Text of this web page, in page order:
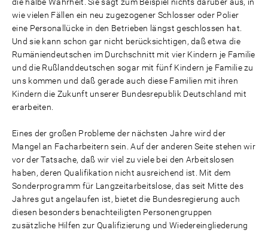
wie vielen Fällen ein neu zugezogener Schlosser oder Polier
eine Personallücke in den Betrieben längst geschlossen hat.
Und sie kann schon gar nicht berücksichtigen, daß etwa die
Rumäniendeutschen im Durchschnitt mit vier Kindern je Familie
und die Rußlanddeutschen sogar mit fünf Kindern je Familie zu
uns kommen und daß gerade auch diese Familien mit ihren
Kindern die Zukunft unserer Bundesrepublik Deutschland mit
erarbeiten.
Eines der großen Probleme der nächsten Jahre wird der
Mangel an Facharbeitern sein. Auf der anderen Seite stehen wir
vor der Tatsache, daß wir viel zu viele bei den Arbeitslosen
haben, deren Qualifikation nicht ausreichend ist. Mit dem
Sonderprogramm für Langzeitarbeitslose, das seit Mitte des
Jahres gut angelaufen ist, bietet die Bundesregierung auch
diesen besonders benachteiligten Personengruppen
zusätzliche Hilfen zur Qualifizierung und Wiedereingliederung